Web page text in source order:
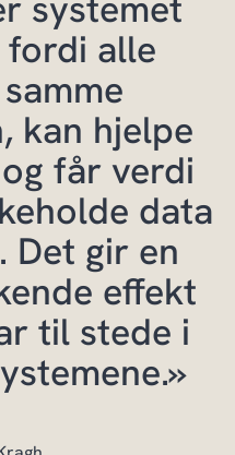
fordi alle
kan hjelpe
får verdi
data
Det gir en
effekt
til stede i